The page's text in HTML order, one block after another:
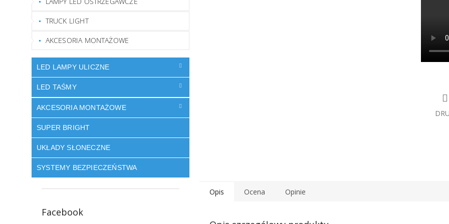
TRUCK LIGHT
AKCESORIA MONTAŻOWE
LED LAMPY ULICZNE
LED TAŚMY
AKCESORIA MONTAŻOWE
SUPER BRIGHT
UKŁADY SŁONECZNE
SYSTEMY BEZPIECZEŃSTWA
Facebook
Opis Ocena Opinie